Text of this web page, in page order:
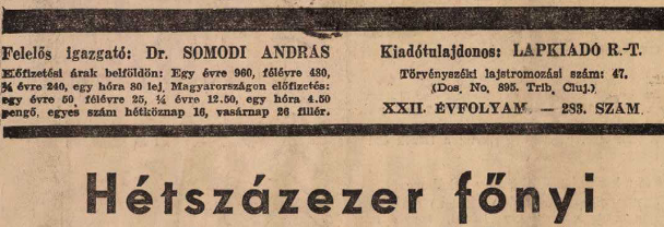
Felelős igazgató: Dr. SOMODI ANDRÁS
Előfizetési  árak  belföldön:  Egy  évre  960,  félévre  480,
H évre 840, egy  hóra 80 lej.  Magyarországon  előfizetés: egy  évre  60^  félévre  25,
Vi
  évre  12.50,  egy  bóra  4.60 pengő,  egyes  szám  hétköznap  16,  vasárnap  26  fillér.
Kiadótulajdonos:  LAPKIADÓ  R.-T.
Törvényszéki  lajstromozási  szám:  47.
XXII.  ÉVFOLYAM ~   283.  SZÁM
H é t s z á z e z e r   fő n y i